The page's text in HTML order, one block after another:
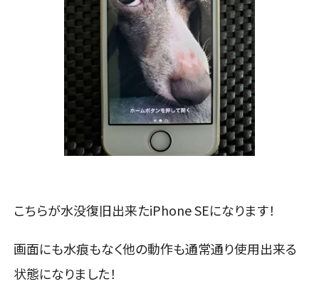
こちらが水没復旧出来たiPhone SEになります！
画面にも水痕もなく他の動作も通常通り使用出来る
状態になりました！